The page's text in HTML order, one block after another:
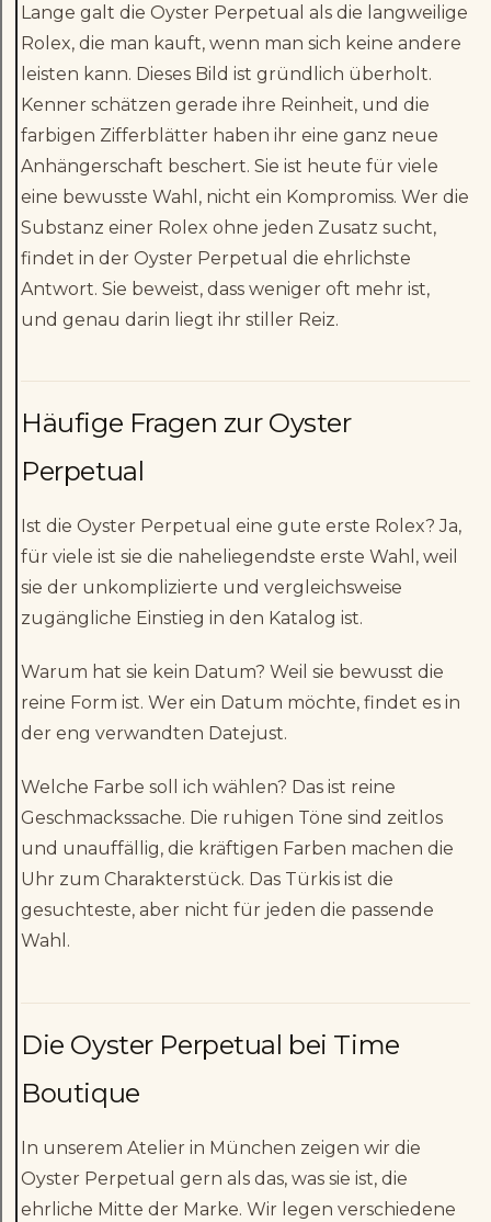
Lange galt die Oyster Perpetual als die langweilige
Rolex, die man kauft, wenn man sich keine andere
leisten kann. Dieses Bild ist gründlich überholt.
Kenner schätzen gerade ihre Reinheit, und die
farbigen Zifferblätter haben ihr eine ganz neue
Anhängerschaft beschert. Sie ist heute für viele
eine bewusste Wahl, nicht ein Kompromiss. Wer die
Substanz einer Rolex ohne jeden Zusatz sucht,
findet in der Oyster Perpetual die ehrlichste
Antwort. Sie beweist, dass weniger oft mehr ist,
und genau darin liegt ihr stiller Reiz.
Häufige Fragen zur Oyster
Perpetual
Ist die Oyster Perpetual eine gute erste Rolex? Ja,
für viele ist sie die naheliegendste erste Wahl, weil
sie der unkomplizierte und vergleichsweise
zugängliche Einstieg in den Katalog ist.
Warum hat sie kein Datum? Weil sie bewusst die
reine Form ist. Wer ein Datum möchte, findet es in
der eng verwandten Datejust.
Welche Farbe soll ich wählen? Das ist reine
Geschmackssache. Die ruhigen Töne sind zeitlos
und unauffällig, die kräftigen Farben machen die
Uhr zum Charakterstück. Das Türkis ist die
gesuchteste, aber nicht für jeden die passende
Wahl.
Die Oyster Perpetual bei Time
Boutique
In unserem Atelier in München zeigen wir die
Oyster Perpetual gern als das, was sie ist, die
ehrliche Mitte der Marke. Wir legen verschiedene